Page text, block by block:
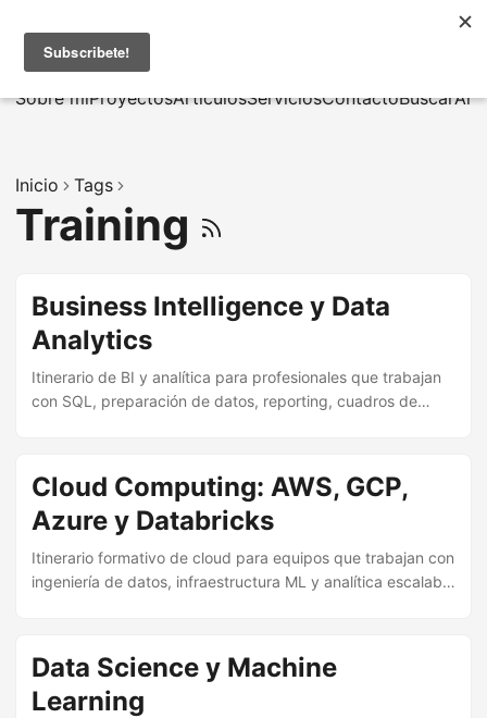
MarcusRB
Sobre míProyectosArtículosServiciosContactoBuscar
Inicio Tags
Training
Business Intelligence y Data
Analytics
Itinerario de BI y analítica para profesionales que trabajan
con SQL, preparación de datos, reporting, cuadros de
Cloud Computing: AWS, GCP,
Azure y Databricks
Itinerario formativo de cloud para equipos que trabajan con
ingeniería de datos, infraestructura ML y analítica escalable
Data Science y Machine
Learning